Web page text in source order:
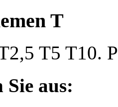
T
T5 T10.
aus: